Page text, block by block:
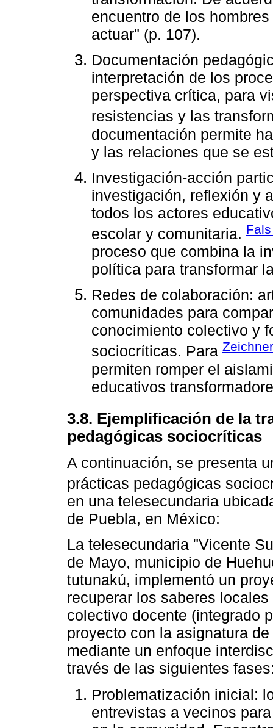
encuentro de los
actuar" (p. 107).
Documentación
interpretación de los
perspectiva crítica, para
resistencias y las
documentación permite
y las relaciones que se
Investigación-acción
investigación, reflexión y
todos los actores
escolar y comunitaria.
proceso que combina la
política para transformar
Redes de colaboración:
comunidades para
conocimiento colectivo y
sociocríticas. Para
permiten romper el
educativos
3.8. Ejemplificación de la
pedagógicas sociocríticas
A continuación, se presenta
prácticas pedagógicas
en una telesecundaria
de Puebla, en México:
La telesecundaria "Vicente
de Mayo, municipio de
tutunakú, implementó un
recuperar los saberes
colectivo docente (integrado
proyecto con la asignatura
mediante un enfoque
través de las siguientes
Problematización inicial:
entrevistas a vecinos